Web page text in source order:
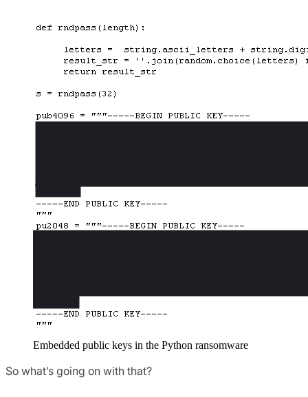
Embedded public keys in the Python ransomware
So what’s going on with that?